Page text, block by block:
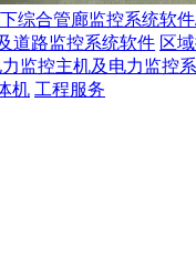
综合管廊监控系统软
道路监控系统软件 区
力监控主机及电力监控
机 工程服务